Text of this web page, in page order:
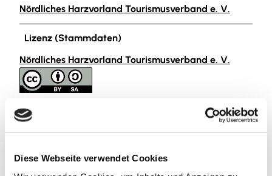
Diese Webseite verwendet Cookies
Nördliches Harzvorland Tourismusverband e. V.
Lizenz (Stammdaten)
Nördliches Harzvorland Tourismusverband e. V.
In der Nähe